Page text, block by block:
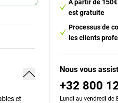
et
A partir de
est gratuite
Processus de
les clients
Nous vous
+32 800
Lundi au vendredi de